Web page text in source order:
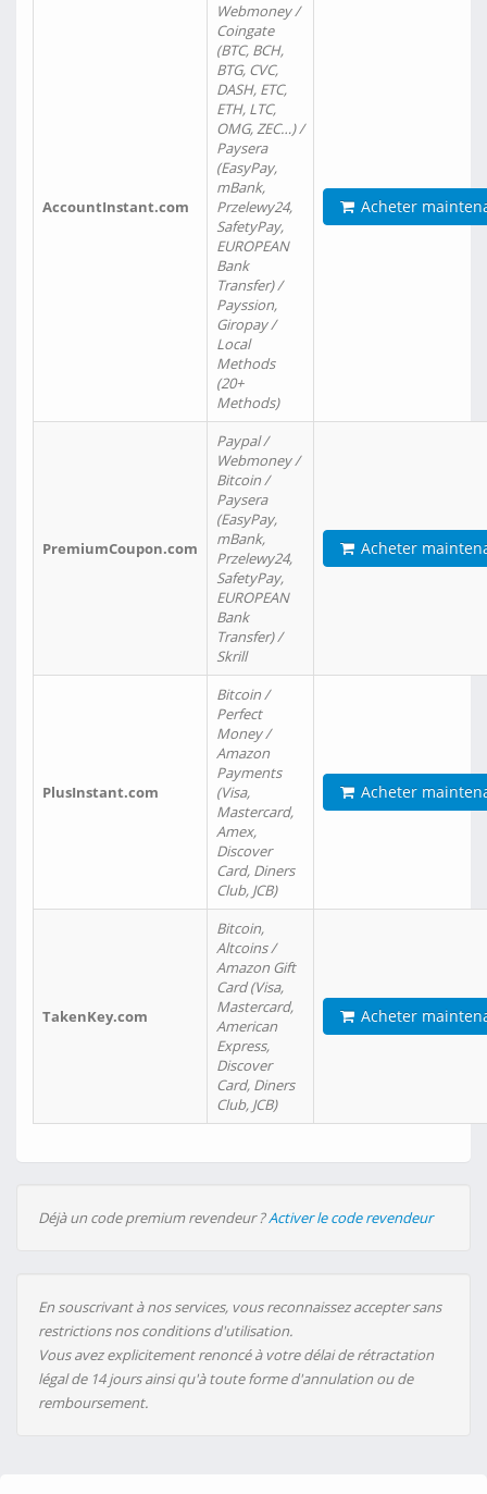
AccountInstant.com
Webmoney /
Coingate
(BTC, BCH,
BTG, CVC,
DASH, ETC,
ETH, LTC,
OMG, ZEC…) /
Paysera
(EasyPay,
mBank,
Przelewy24,
SafetyPay,
EUROPEAN
Bank
Transfer) /
Payssion,
Giropay /
Local
Methods
(20+
Methods)
Acheter
PremiumCoupon.com
Paypal /
Webmoney /
Bitcoin /
Paysera
(EasyPay,
mBank,
Przelewy24,
SafetyPay,
EUROPEAN
Bank
Transfer) /
Skrill
Acheter
PlusInstant.com
Bitcoin /
Perfect
Money /
Amazon
Payments
(Visa,
Mastercard,
Amex,
Discover
Card, Diners
Club, JCB)
Acheter
TakenKey.com
Bitcoin,
Altcoins /
Amazon Gift
Card (Visa,
Mastercard,
American
Express,
Discover
Card, Diners
Club, JCB)
Acheter
Déjà un code premium revendeur ?Activer le code revendeur
En souscrivant à nos services, vous reconnaissez accepter sans
restrictions nos conditions d'utilisation.
Vous avez explicitement renoncé à votre délai de rétractation
légal de 14 jours ainsi qu'à toute forme d'annulation ou de
remboursement.